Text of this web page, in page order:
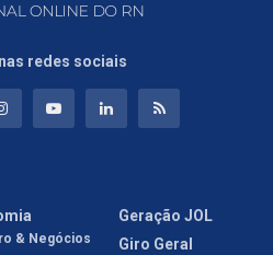
redes sociais
& Negócios
Geração JOL
Giro Geral